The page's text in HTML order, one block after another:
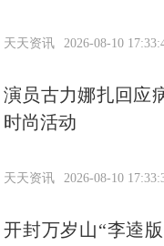
天天资讯 2026-08-10
演员古力娜扎回应
时尚活动
天天资讯 2026-08-10
开封万岁山“李逵